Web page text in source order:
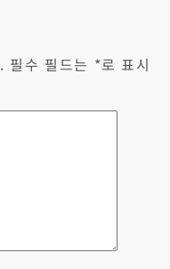
필수 필드는 *로 표시